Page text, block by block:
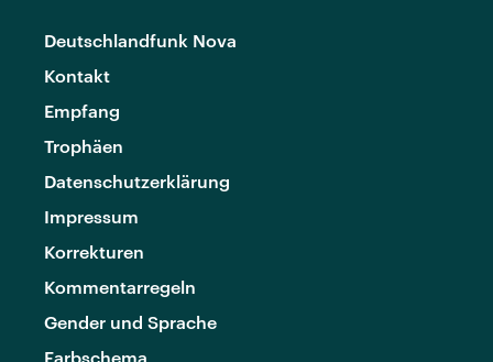
Deutschlandfunk Nova
Kontakt
Empfang
Trophäen
Datenschutzerklärung
Impressum
Korrekturen
Kommentarregeln
Gender und Sprache
Farbschema